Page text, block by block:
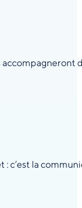
: c’est la